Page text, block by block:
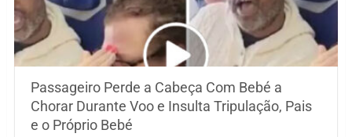
Passageiro Perde a Cabeça Com Bebé a
Chorar Durante Voo e Insulta Tripulação, Pais
e o Próprio Bebé